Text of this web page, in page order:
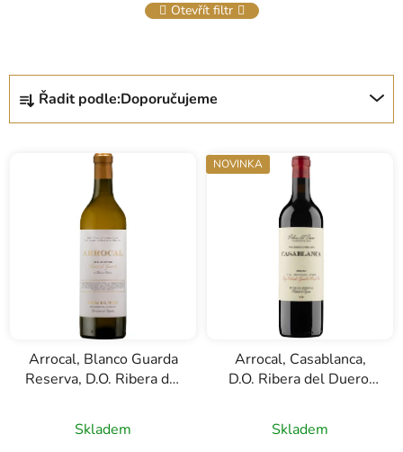
Otevřít filtr
Ř
a
z
Řadit podle:Doporučujeme
Arrocal, Blanco Guarda
Reserva, D.O. Ribera del
Skladem
NOVINKA
Arrocal, Casablanca,
D.O. Ribera del Duero,
Skladem